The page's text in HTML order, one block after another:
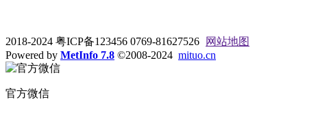
2018-2024 粤ICP备123456 0769-81627526
网站地图
Powered by MetInfo 7.8 ©2008-2024 mituo.cn
官方微信